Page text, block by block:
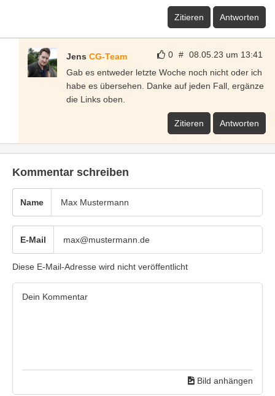
Zitieren Antworten
0 # 08.05.23 um 13:41
Jens CG-Team
Gab es entweder letzte Woche noch nicht oder ich
habe es übersehen. Danke auf jeden Fall, ergänze
die Links oben.
Zitieren Antworten
Kommentar schreiben
Name
E-Mail
Diese E-Mail-Adresse wird nicht veröffentlicht
Bild anhängen